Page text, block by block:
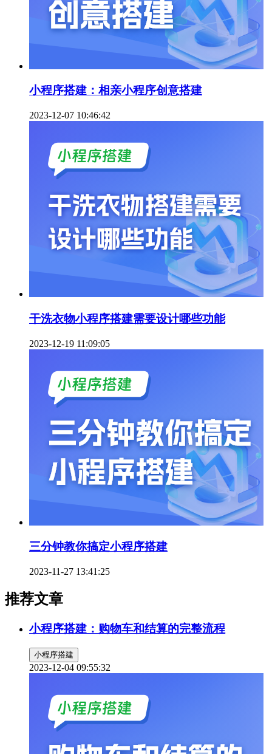
小程序搭建：相亲小程序创意搭建
2023-12-07 10:46:42
干洗衣物小程序搭建需要设计哪些功能
2023-12-19 11:09:05
三分钟教你搞定小程序搭建
2023-11-27 13:41:25
推荐文章
小程序搭建：购物车和结算的完整流程
小程序搭建
2023-12-04 09:55:32